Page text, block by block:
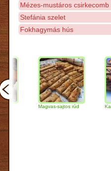
Mézes-mustáros csirkecomb
Stefánia szelet
Fokhagymás hús
Magvas-sajtos rúd Kakaós néró